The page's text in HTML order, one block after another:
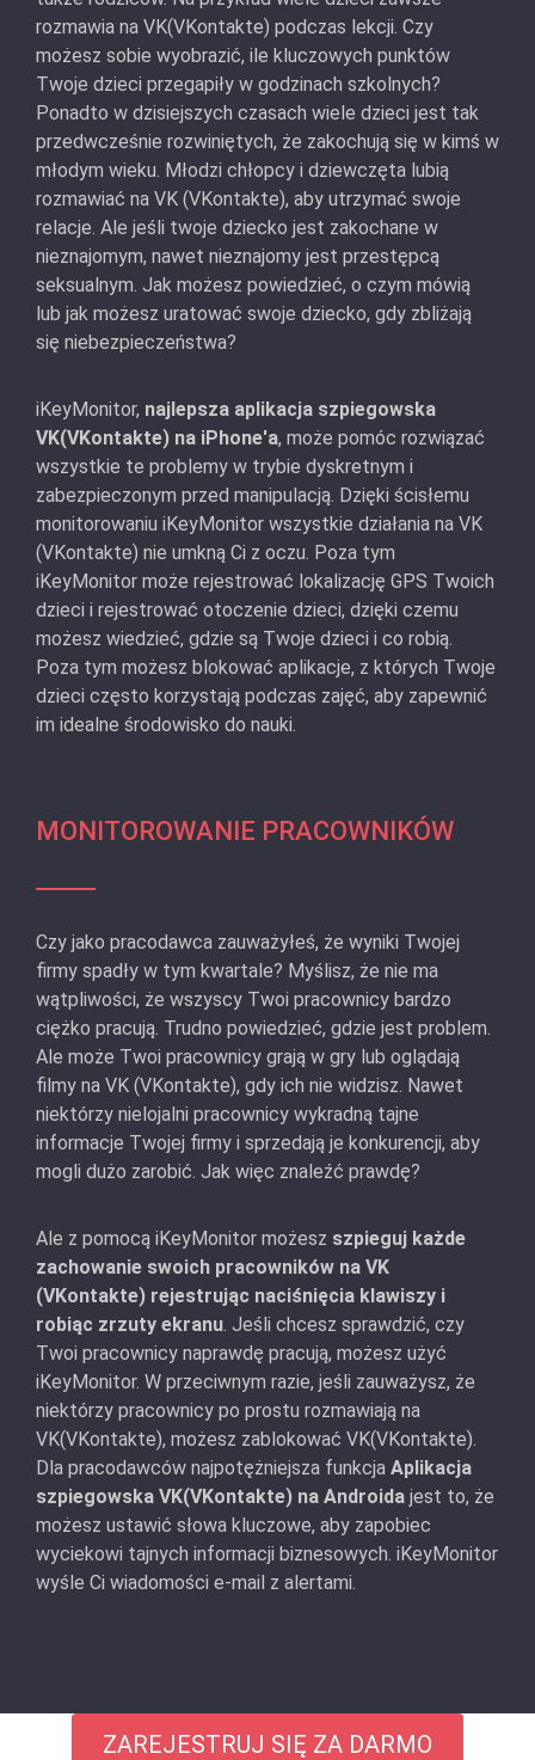
rozmawia na VK(VKontakte) podczas lekcji. Czy
możesz sobie wyobrazić, ile kluczowych punktów
Twoje dzieci przegapiły w godzinach szkolnych?
Ponadto w dzisiejszych czasach wiele dzieci jest tak
przedwcześnie rozwiniętych, że zakochują się w kimś w
młodym wieku. Młodzi chłopcy i dziewczęta lubią
rozmawiać na VK (VKontakte), aby utrzymać swoje
relacje. Ale jeśli twoje dziecko jest zakochane w
nieznajomym, nawet nieznajomy jest przestępcą
seksualnym. Jak możesz powiedzieć, o czym mówią
lub jak możesz uratować swoje dziecko, gdy zbliżają
się niebezpieczeństwa?
iKeyMonitor, najlepsza aplikacja szpiegowska
VK(VKontakte) na iPhone'a, może pomóc rozwiązać
wszystkie te problemy w trybie dyskretnym i
zabezpieczonym przed manipulacją. Dzięki ścisłemu
monitorowaniu iKeyMonitor wszystkie działania na VK
(VKontakte) nie umkną Ci z oczu. Poza tym
iKeyMonitor może rejestrować lokalizację GPS Twoich
dzieci i rejestrować otoczenie dzieci, dzięki czemu
możesz wiedzieć, gdzie są Twoje dzieci i co robią.
Poza tym możesz blokować aplikacje, z których Twoje
dzieci często korzystają podczas zajęć, aby zapewnić
im idealne środowisko do nauki.
MONITOROWANIE PRACOWNIKÓW
Czy jako pracodawca zauważyłeś, że wyniki Twojej
firmy spadły w tym kwartale? Myślisz, że nie ma
wątpliwości, że wszyscy Twoi pracownicy bardzo
ciężko pracują. Trudno powiedzieć, gdzie jest problem.
Ale może Twoi pracownicy grają w gry lub oglądają
filmy na VK (VKontakte), gdy ich nie widzisz. Nawet
niektórzy nielojalni pracownicy wykradną tajne
informacje Twojej firmy i sprzedają je konkurencji, aby
mogli dużo zarobić. Jak więc znaleźć prawdę?
Ale z pomocą iKeyMonitor możesz szpieguj każde
zachowanie swoich pracowników na VK
(VKontakte) rejestrując naciśnięcia klawiszy i
robiąc zrzuty ekranu. Jeśli chcesz sprawdzić, czy
Twoi pracownicy naprawdę pracują, możesz użyć
iKeyMonitor. W przeciwnym razie, jeśli zauważysz, że
niektórzy pracownicy po prostu rozmawiają na
VK(VKontakte), możesz zablokować VK(VKontakte).
Dla pracodawców najpotężniejsza funkcja Aplikacja
szpiegowska VK(VKontakte) na Androida jest to, że
możesz ustawić słowa kluczowe, aby zapobiec
wyciekowi tajnych informacji biznesowych. iKeyMonitor
wyśle Ci wiadomości e-mail z alertami.
ZAREJESTRUJ SIĘ ZA DARMO